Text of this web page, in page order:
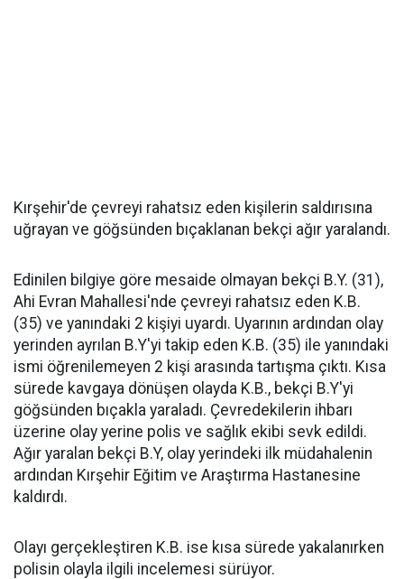
Kırşehir'de çevreyi rahatsız eden kişilerin saldırısına
uğrayan ve göğsünden bıçaklanan bekçi ağır yaralandı.
Edinilen bilgiye göre mesaide olmayan bekçi B.Y. (31),
Ahi Evran Mahallesi'nde çevreyi rahatsız eden K.B.
(35) ve yanındaki 2 kişiyi uyardı. Uyarının ardından olay
yerinden ayrılan B.Y'yi takip eden K.B. (35) ile yanındaki
ismi öğrenilemeyen 2 kişi arasında tartışma çıktı. Kısa
sürede kavgaya dönüşen olayda K.B., bekçi B.Y'yi
göğsünden bıçakla yaraladı. Çevredekilerin ihbarı
üzerine olay yerine polis ve sağlık ekibi sevk edildi.
Ağır yaralan bekçi B.Y, olay yerindeki ilk müdahalenin
ardından Kırşehir Eğitim ve Araştırma Hastanesine
kaldırdı.
Olayı gerçekleştiren K.B. ise kısa sürede yakalanırken
polisin olayla ilgili incelemesi sürüyor.